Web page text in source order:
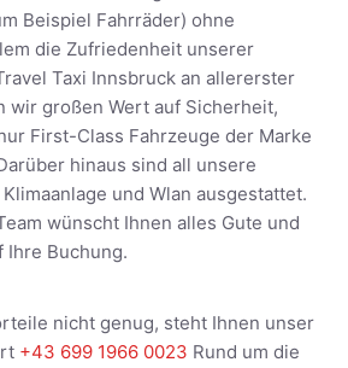
Beispiel Fahrräder) ohne
die Zufriedenheit unserer
Taxi Innsbruck an allererster
wir großen Wert auf Sicherheit,
First-Class Fahrzeuge der Marke
hinaus sind all unsere
und Wlan ausgestattet.
wünscht Ihnen alles Gute und
Buchung.
nicht genug, steht Ihnen unser
+43 699 1966 0023 Rund um die